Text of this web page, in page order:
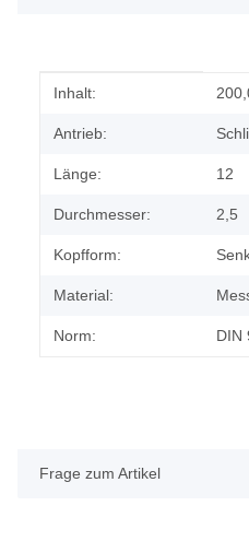
Produkteigenschaft
Wert
Inhalt:
Antrieb:
Länge: 12
Durchmesser: 2,5
Kopfform:
Material:
Norm: DIN
Frage zum Artikel